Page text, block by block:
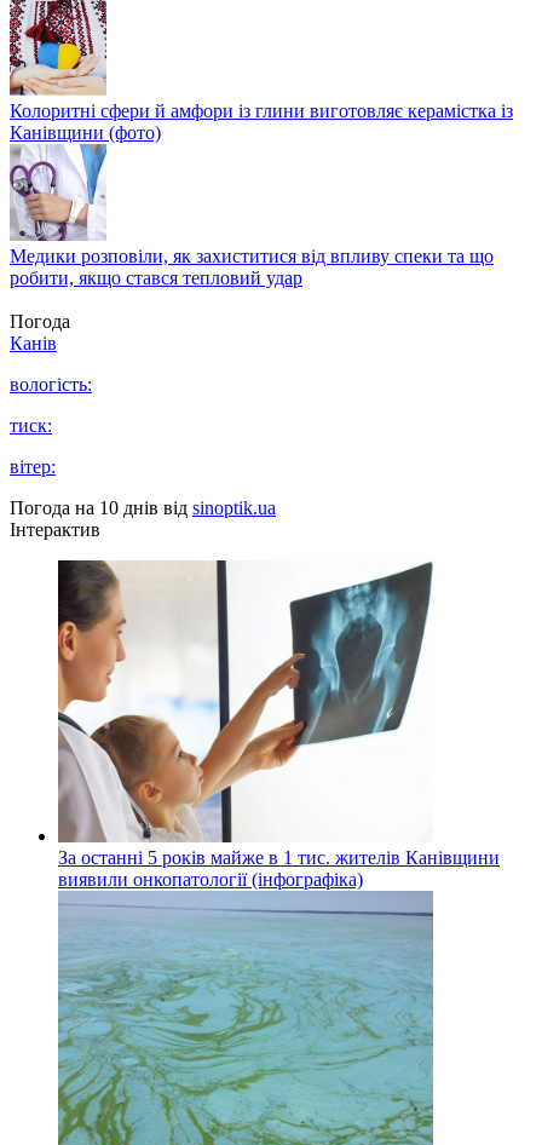
Колоритні сфери й амфори із глини виготовляє керамістка із
Канівщини (фото)
Медики розповіли, як захиститися від впливу спеки та що
робити, якщо стався тепловий удар
Погода
Канів
вологість:
тиск:
вітер:
Погода на 10 днів від sinoptik.ua
Інтерактив
За останні 5 років майже в 1 тис. жителів Канівщини
виявили онкопатології (інфографіка)